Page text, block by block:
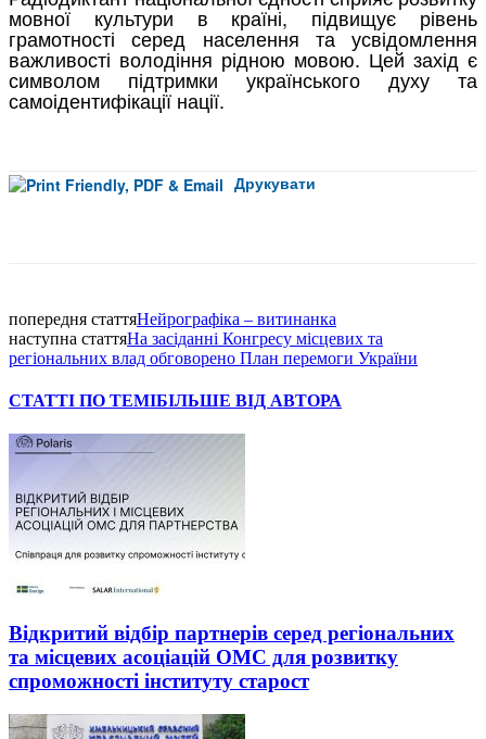
мовної культури в країні, підвищує рівень
грамотності серед населення та усвідомлення
важливості володіння рідною мовою. Цей захід є
символом підтримки українського духу та
самоідентифікації нації.
Друкувати
попередня статтяНейрографіка – витинанка
наступна статтяНа засіданні Конгресу місцевих та
регіональних влад обговорено План перемоги України
СТАТТІ ПО ТЕМІБІЛЬШЕ ВІД АВТОРА
Відкритий відбір партнерів серед регіональних
та місцевих асоціацій ОМС для розвитку
спроможності інституту старост